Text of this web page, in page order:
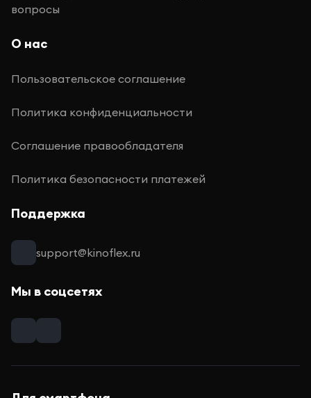
вопросы
О нас
Пользовательское соглашение
Политика конфиденциальности
Соглашение правообладателя
Политика безопасности платежей
Поддержка
support@kinoflex.ru
Мы в соцсетях